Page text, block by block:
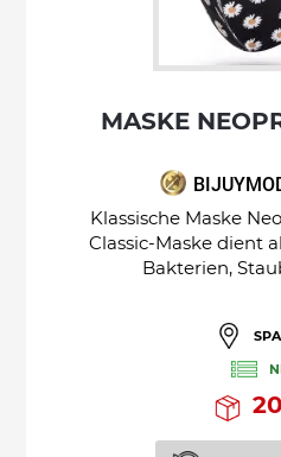
MASKE
Klassische Maske
Classic-Maske dient
Bakterien,